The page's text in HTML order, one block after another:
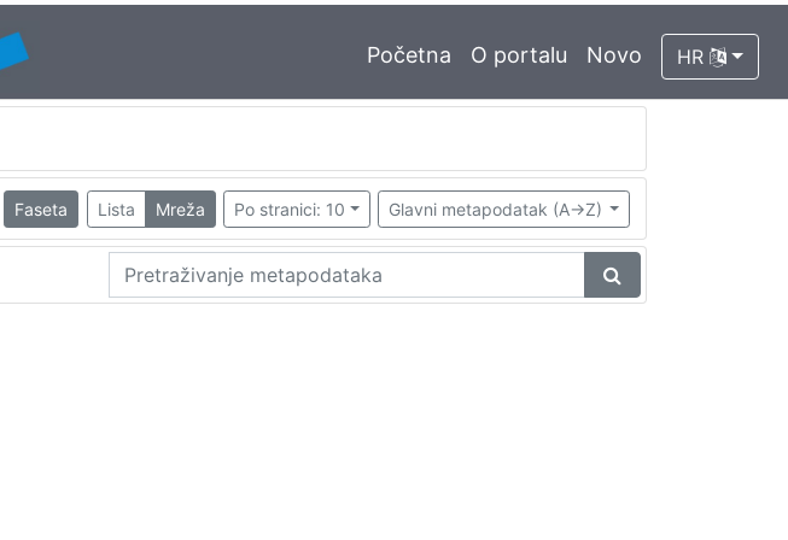
Početna O portalu Novo HR
Faseta Lista Mreža Po stranici: 10 Glavni metapodatak (A->Z)